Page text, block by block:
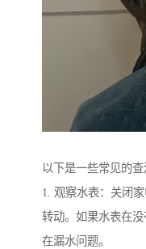
以下是一些常见的查
1. 观察水表：关闭
转动。如果水表在
在漏水问题。